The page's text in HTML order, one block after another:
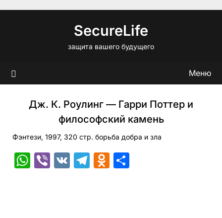
SecureLife
защита вашего будущего
Меню
Дж. К. Роулинг — Гарри Поттер и
философский камень
Фэнтези, 1997, 320 стр. борьба добра и зла
WhatsApp
Viber
VK Telegram
Odnoklassniki